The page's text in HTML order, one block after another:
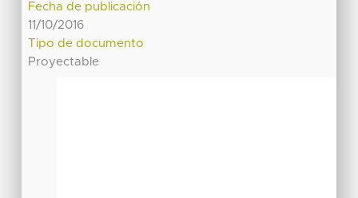
Fecha de publicación
11/10/2016
Tipo de documento
Proyectable